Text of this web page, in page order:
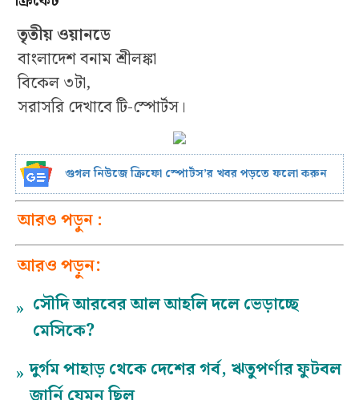
তৃতীয় ওয়ানডে
বাংলাদেশ বনাম শ্রীলঙ্কা
বিকেল ৩টা,
সরাসরি দেখাবে টি-স্পোর্টস।
গুগল নিউজে ক্রিফো স্পোর্টস’র খবর পড়তে ফলো করুন
আরও পড়ুন :
আরও পড়ুন:
» সৌদি আরবের আল আহলি দলে ভেড়াচ্ছে
মেসিকে?
» দুর্গম পাহাড় থেকে দেশের গর্ব, ঋতুপর্ণার ফুটবল